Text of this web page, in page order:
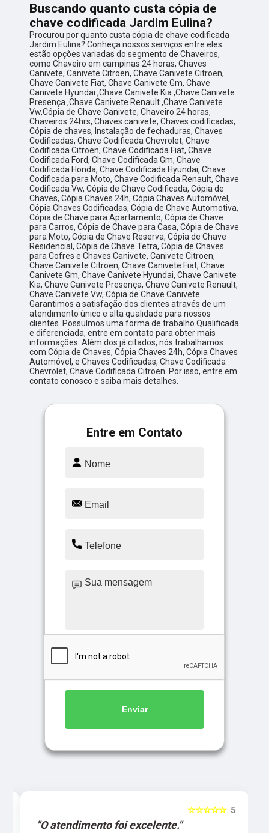
Buscando quanto custa cópia de
chave codificada Jardim Eulina?
Procurou por quanto custa cópia de chave codificada
Jardim Eulina? Conheça nossos serviços entre eles
estão opções variadas do segmento de Chaveiros,
como Chaveiro em campinas 24 horas, Chaves
Canivete, Canivete Citroen, Chave Canivete Citroen,
Chave Canivete Fiat, Chave Canivete Gm, Chave
Canivete Hyundai ,Chave Canivete Kia ,Chave Canivete
Presença ,Chave Canivete Renault ,Chave Canivete
Vw,Cópia de Chave Canivete, Chaveiro 24 horas,
Chaveiros 24hrs, Chaves canivete, Chaves codificadas,
Cópia de chaves, Instalação de fechaduras, Chaves
Codificadas, Chave Codificada Chevrolet, Chave
Codificada Citroen, Chave Codificada Fiat, Chave
Codificada Ford, Chave Codificada Gm, Chave
Codificada Honda, Chave Codificada Hyundai, Chave
Codificada para Moto, Chave Codificada Renault, Chave
Codificada Vw, Cópia de Chave Codificada, Cópia de
Chaves, Cópia Chaves 24h, Cópia Chaves Automóvel,
Cópia Chaves Codificadas, Cópia de Chave Automotiva,
Cópia de Chave para Apartamento, Cópia de Chave
para Carros, Cópia de Chave para Casa, Cópia de Chave
para Moto, Cópia de Chave Reserva, Cópia de Chave
Residencial, Cópia de Chave Tetra, Cópia de Chaves
para Cofres e Chaves Canivete, Canivete Citroen,
Chave Canivete Citroen, Chave Canivete Fiat, Chave
Canivete Gm, Chave Canivete Hyundai, Chave Canivete
Kia, Chave Canivete Presença, Chave Canivete Renault,
Chave Canivete Vw, Cópia de Chave Canivete.
Garantimos a satisfação dos clientes através de um
atendimento único e alta qualidade para nossos
clientes. Possuímos uma forma de trabalho Qualificada
e diferenciada, entre em contato para obter mais
informações. Além dos já citados, nós trabalhamos
com Cópia de Chaves, Cópia Chaves 24h, Cópia Chaves
Automóvel, e Chaves Codificadas, Chave Codificada
Chevrolet, Chave Codificada Citroen. Por isso, entre em
contato conosco e saiba mais detalhes.
Entre em Contato
Enviar
5
☆☆☆☆☆
"O atendimento foi excelente."